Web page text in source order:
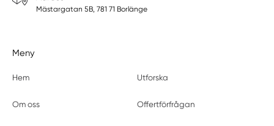
Mästargatan 5B, 781 71 Borlänge
Meny
Hem Utforska
Om oss Offertförfrågan